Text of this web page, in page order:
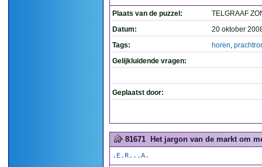
Plaats van de puzzel:
TELGRAAF
Datum:
20 oktober
Tags:
horen,
Gelijkluidende vragen:
Geplaatst door:
81671 Het jargon van de markt om
.E.R...A.